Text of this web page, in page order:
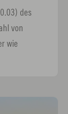
des
von
wie